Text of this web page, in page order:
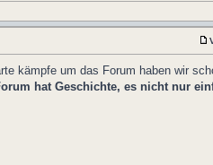
kämpfe um das Forum haben wir
hat Geschichte, es nicht nur